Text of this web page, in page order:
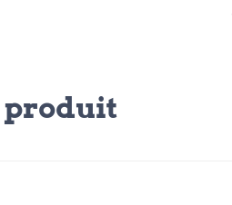
produit